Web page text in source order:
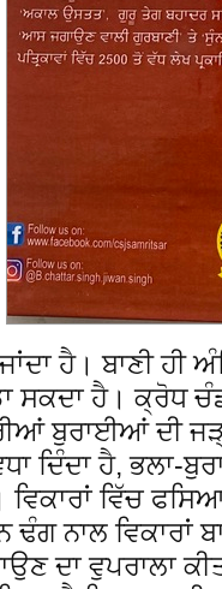
ਹੈ। ਬਾਣੀ ਹੀ
ਸਕਦਾ ਹੈ। ਕ੍ਰੋਧ
ਬੁਰਾਈਆਂ ਦੀ
ਦਿੰਦਾ ਹੈ, ਭਲਾ-
ਵਿਕਾਰਾਂ ਵਿੱਚ
ਢੰਗ ਨਾਲ ਵਿਕਾਰਾਂ
ਦਾ ਵੁਪਰਾਲਾ